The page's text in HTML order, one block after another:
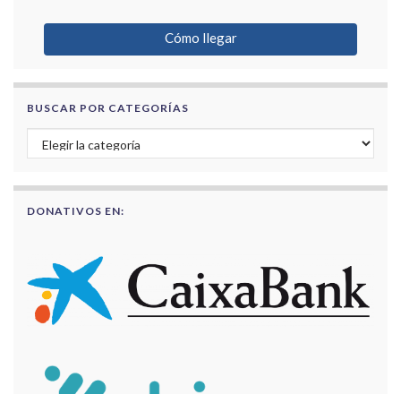
Cómo llegar
BUSCAR POR CATEGORÍAS
Buscar por categorías
DONATIVOS EN: